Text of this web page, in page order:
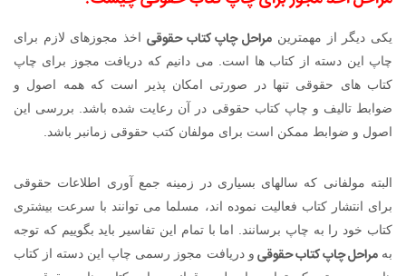
یکی دیگر از مهمترین مراحل چاپ کتاب حقوقی اخذ مجوزهای لازم برای
چاپ این دسته از کتاب ها است. می دانیم که دریافت مجوز برای چاپ
کتاب های حقوقی تنها در صورتی امکان پذیر است که همه اصول و
ضوابط تالیف و چاپ کتاب حقوقی در آن رعایت شده باشد. بررسی این
اصول و ضوابط ممکن است برای مولفان کتب حقوقی زمانبر باشد.
البته مولفانی که سالهای بسیاری در زمینه جمع آوری اطلاعات حقوقی
برای انتشار کتاب فعالیت نموده اند، مسلما می توانند با سرعت بیشتری
کتاب خود را به چاپ برسانند. اما با تمام این تفاسیر باید بگوییم که توجه
بهمراحل چاپ کتاب حقوقی و دریافت مجوز رسمی چاپ این دسته از کتاب